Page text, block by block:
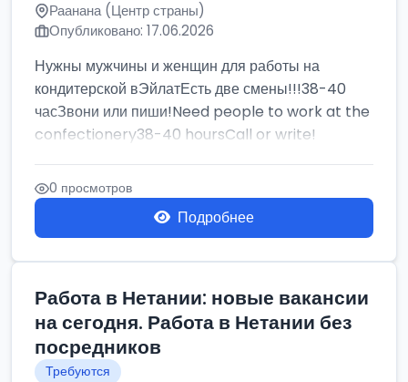
Раанана (Центр страны)
Опубликовано: 17.06.2026
Нужны мужчины и женщин для работы на
кондитерской вЭйлатЕсть две смены!!!38-40
часЗвони или пиши!Need people to work at the
confectionery38-40 hoursCall or write!
0 просмотров
Подробнее
Работа в Нетании: новые вакансии
на сегодня. Работа в Нетании без
посредников
Требуются